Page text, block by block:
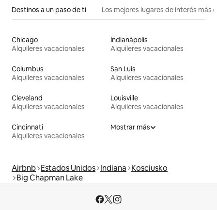
Destinos a un paso de ti Los mejores lugares de interés más
Chicago
Alquileres vacacionales
Indianápolis
Alquileres vacacionales
Columbus
Alquileres vacacionales
San Luis
Alquileres vacacionales
Cleveland
Alquileres vacacionales
Louisville
Alquileres vacacionales
Cincinnati
Alquileres vacacionales
Mostrar más
Airbnb Estados Unidos Indiana Kosciusko
Big Chapman Lake